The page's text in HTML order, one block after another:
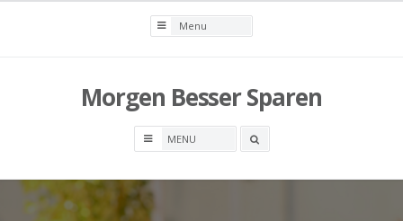
Morgen Besser Sparen